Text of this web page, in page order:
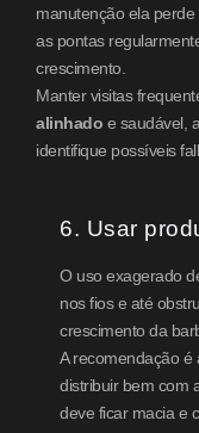
manutenção ela
as pontas
crescimento.
Manter visitas
alinhado e saudável,
identifique possíveis
6. Usar
O uso exagerado
nos fios e até
crescimento da
A recomendação é
distribuir bem com
deve ficar macia e